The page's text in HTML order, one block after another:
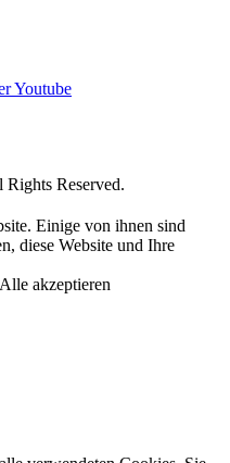
Youtube
Reserved.
Einige von ihnen sind
diese Website und Ihre
Alle akzeptieren